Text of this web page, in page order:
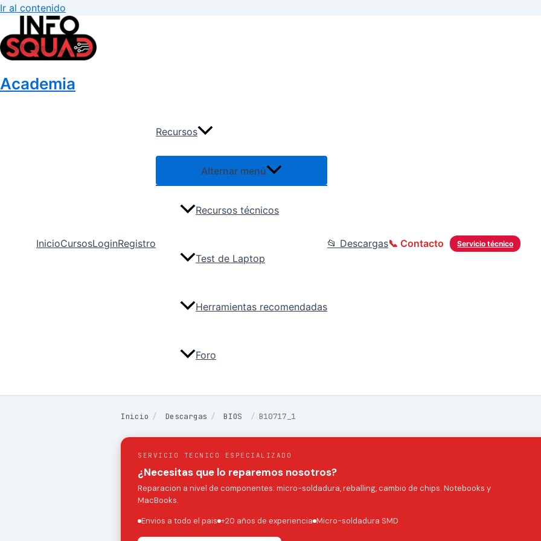
Ir al contenido
Academia
InicioCursosLoginRegistro
Recursos
Alternar menú
Recursos técnicos
Test de Laptop
Herramientas recomendadas
Foro
📂 Descargas Servicio técnico
📞 Contacto
Inicio / Descargas / BIOS / B10717_1
SERVICIO TECNICO ESPECIALIZADO
¿Necesitas que lo reparemos nosotros?
Reparacion a nivel de componentes: micro-soldadura, reballing, cambio de chips. Notebooks y
MacBooks.
Envios a todo el pais +20 años de experiencia Micro-soldadura SMD